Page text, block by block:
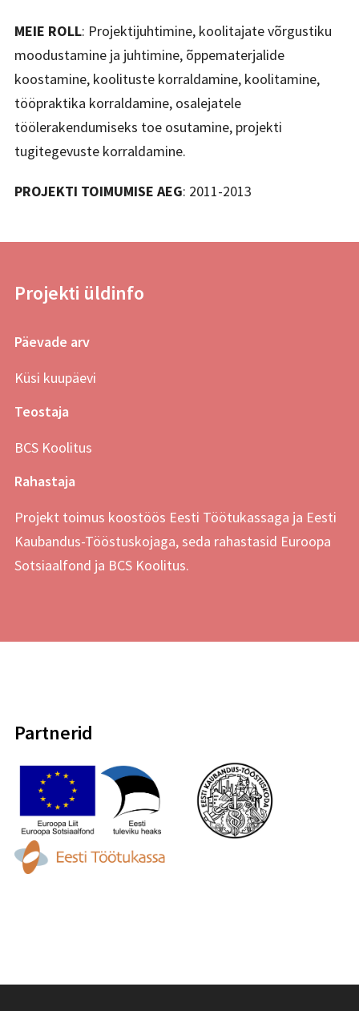
MEIE ROLL: Projektijuhtimine, koolitajate võrgustiku
moodustamine ja juhtimine, õppematerjalide
koostamine, koolituste korraldamine, koolitamine,
tööpraktika korraldamine, osalejatele
töölerakendumiseks toe osutamine, projekti
tugitegevuste korraldamine.
PROJEKTI TOIMUMISE AEG: 2011-2013
Projekti üldinfo
Päevade arv
Küsi kuupäevi
Teostaja
BCS Koolitus
Rahastaja
Projekt toimus koostöös Eesti Töötukassaga ja Eesti
Kaubandus-Tööstuskojaga, seda rahastasid Euroopa
Sotsiaalfond ja BCS Koolitus.
Partnerid